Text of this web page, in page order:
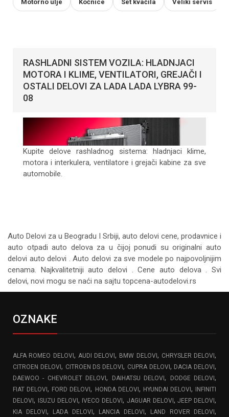
Motorno ulje Kočnice Set kvačila Veliki servis
RASHLADNI SISTEM VOZILA: HLADNJACI
MOTORA I KLIME, VENTILATORI, GREJAČI I
OSTALI DELOVI ZA LADA LADA LYBRA 99-
08
Kupite delove rashladnog sistema: hladnjaci klime,
motora i interkulera, ventilatore i grejači kabine za sve
automobile.
Auto Delovi za u Beogradu I Srbiji, auto delovi cene, prodavnice i
auto otpadi auto delova za u čijoj ponudi su originalni auto
delovi auto delovi . Auto delovi za sve modele po najpovoljnijim
cenama. Najkvalitetniji auto delovi . Cene auto delova . Svi
delovi, novi mogu se naći na sajtu topcena-autodelovi.rs
OZNAKE
ALFA ROMEO DELOVI, AUDI DELOVI, BMW DELOVI, CHRYSLER DELOVI,
CITROEN DELOVI, CITROEN DS DELOVI, CUPRA DELOVI, DACIA DELOVI,
DAEWOO - CHEVROLET DELOVI, DAIHATSU DELOVI, DODGE DELOVI,
FIAT DELOVI, FORD DELOVI, HONDA DELOVI, HYUNDAI DELOVI, INFINITI
DELOVI, ISUZU DELOVI, IVECO DELOVI, JAGUAR DELOVI,JEEP DELOVI,
KIA DELOVI, LADA DELOVI, LANCIA DELOVI, LAND ROVER DELOVI,